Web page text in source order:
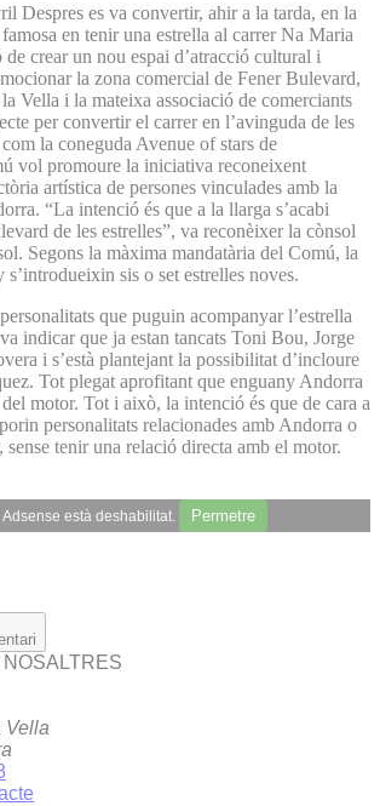
Despres es va convertir, ahir a la tarda, en la
en tenir una estrella al carrer Na Maria
crear un nou espai d’atracció cultural i
la zona comercial de Fener Bulevard,
Vella i la mateixa associació de comerciants
per convertir el carrer en l’avinguda de les
la coneguda Avenue of stars de
vol promoure la iniciativa reconeixent
artística de persones vinculades amb la
“La intenció és que a la llarga s’acabi
de les estrelles”, va reconèixer la cònsol
Segons la màxima mandatària del Comú, la
s’introdueixin sis o set estrelles noves.
que puguin acompanyar l’estrella
indicar que ja estan tancats Toni Bou, Jorge
i s’està plantejant la possibilitat d’incloure
Tot plegat aprofitant que enguany Andorra
motor. Tot i això, la intenció és que de cara a
personalitats relacionades amb Andorra o
tenir una relació directa amb el motor.
està deshabilitat. Permetre
Vella